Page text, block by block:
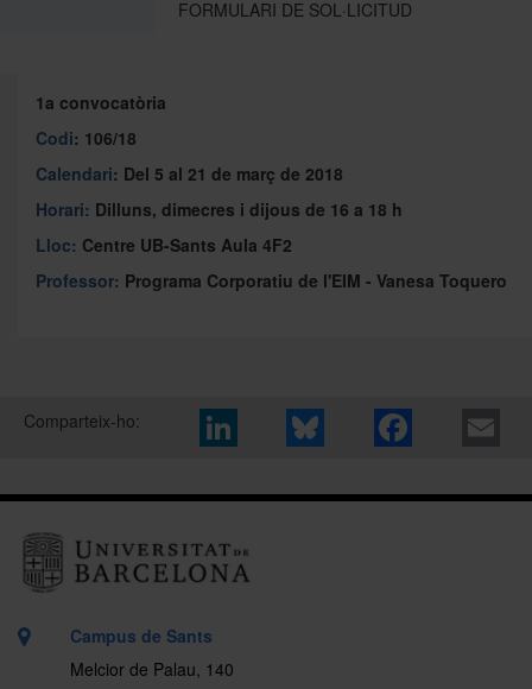
FORMULARI DE SOL·LICITUD
1a convocatòria
Codi: 106/18
Calendari: Del 5 al 21 de març de 2018
Horari: Dilluns, dimecres i dijous de 16 a 18 h
Lloc: Centre UB-Sants Aula 4F2
Professor: Programa Corporatiu de l'EIM - Vanesa Toquero
Comparteix-ho:
Campus de Sants
Melcior de Palau, 140